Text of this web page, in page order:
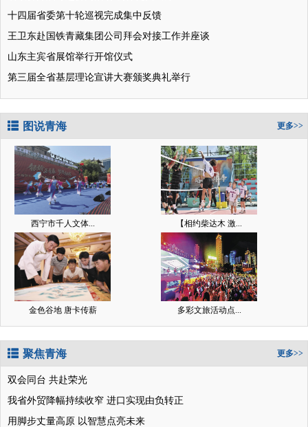
十四届省委第十轮巡视完成集中反馈
王卫东赴国铁青藏集团公司拜会对接工作并座谈
山东主宾省展馆举行开馆仪式
第三届全省基层理论宣讲大赛颁奖典礼举行
图说青海 更多>>
西宁市千人文体... 【相约柴达木 激...
金色谷地 唐卡传薪 多彩文旅活动点...
聚焦青海 更多>>
双会同台 共赴荣光
我省外贸降幅持续收窄 进口实现由负转正
用脚步丈量高原 以智慧点亮未来